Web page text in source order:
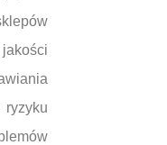
ryzyku